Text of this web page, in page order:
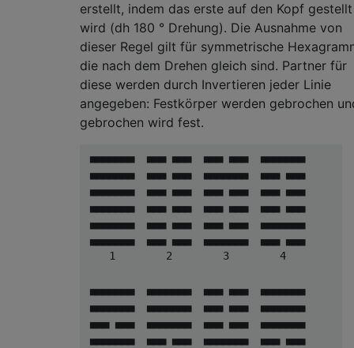
erstellt, indem das erste auf den Kopf gestellt
wird (dh 180 ° Drehung). Die Ausnahme von
dieser Regel gilt für symmetrische
die nach dem Drehen gleich sind. Partner für
diese werden durch Invertieren jeder Linie
angegeben: Festkörper werden gebrochen
gebrochen wird fest.
▄▄▄▄▄▄▄  ▄▄▄ ▄▄▄  ▄▄▄ ▄▄▄  ▄▄▄▄▄▄▄
▄▄▄▄▄▄▄  ▄▄▄ ▄▄▄  ▄▄▄▄▄▄▄  ▄▄▄ ▄▄▄
▄▄▄▄▄▄▄  ▄▄▄ ▄▄▄  ▄▄▄ ▄▄▄  ▄▄▄ ▄▄▄
▄▄▄▄▄▄▄  ▄▄▄ ▄▄▄  ▄▄▄ ▄▄▄  ▄▄▄ ▄▄▄
▄▄▄▄▄▄▄  ▄▄▄ ▄▄▄  ▄▄▄ ▄▄▄  ▄▄▄▄▄▄▄
▄▄▄▄▄▄▄  ▄▄▄ ▄▄▄  ▄▄▄▄▄▄▄  ▄▄▄ ▄▄▄
1        2        3        4
▄▄▄▄▄▄▄  ▄▄▄▄▄▄▄  ▄▄▄ ▄▄▄  ▄▄▄▄▄▄▄
▄▄▄▄▄▄▄  ▄▄▄▄▄▄▄  ▄▄▄ ▄▄▄  ▄▄▄▄▄▄▄
▄▄▄ ▄▄▄  ▄▄▄▄▄▄▄  ▄▄▄ ▄▄▄  ▄▄▄▄▄▄▄
▄▄▄▄▄▄▄  ▄▄▄ ▄▄▄  ▄▄▄▄▄▄▄  ▄▄▄ ▄▄▄